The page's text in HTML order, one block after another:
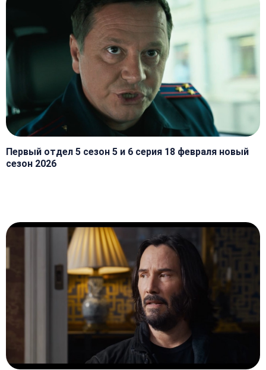
Первый отдел 5 сезон 5 и 6 серия 18 февраля новый
сезон 2026